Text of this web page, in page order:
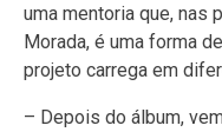
uma mentoria que, nas
Morada, é uma forma
projeto carrega em
– Depois do álbum,